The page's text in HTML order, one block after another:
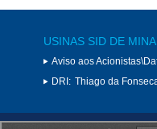
USINAS SID DE
Aviso aos
DRI: Thiago da